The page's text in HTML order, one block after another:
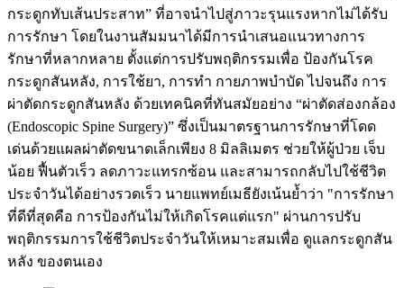
กระดูกทับเส้นประสาท” ที่อาจนำไปสู่ภาวะรุนแรงหากไม่ได้รับ
การรักษา โดยในงานสัมมนาได้มีการนำเสนอแนวทางการ
รักษาที่หลากหลาย ตั้งแต่การปรับพฤติกรรมเพื่อ ป้องกันโรค
กระดูกสันหลัง, การใช้ยา, การทำ กายภาพบำบัด ไปจนถึง การ
ผ่าตัดกระดูกสันหลัง ด้วยเทคนิคที่ทันสมัยอย่าง “ผ่าตัดส่องกล้อง
(Endoscopic Spine Surgery)” ซึ่งเป็นมาตรฐานการรักษาที่โดด
เด่นด้วยแผลผ่าตัดขนาดเล็กเพียง 8 มิลลิเมตร ช่วยให้ผู้ป่วย เจ็บ
น้อย ฟื้นตัวเร็ว ลดภาวะแทรกซ้อน และสามารถกลับไปใช้ชีวิต
ประจำวันได้อย่างรวดเร็ว นายแพทย์เมธียังเน้นย้ำว่า "การรักษา
ที่ดีที่สุดคือ การป้องกันไม่ให้เกิดโรคแต่แรก" ผ่านการปรับ
พฤติกรรมการใช้ชีวิตประจำวันให้เหมาะสมเพื่อ ดูแลกระดูกสัน
หลัง ของตนเอง